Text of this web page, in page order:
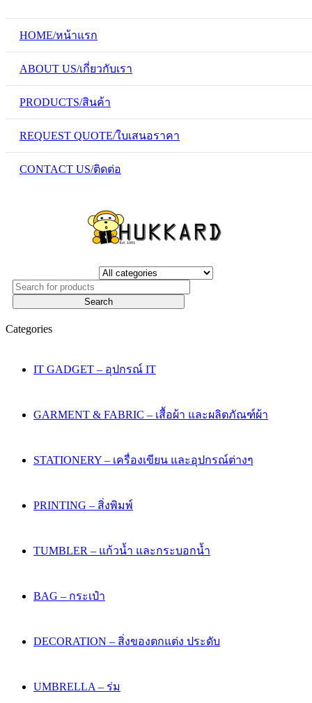
HOME/หน้าแรก
ABOUT US/เกี่ยวกับเรา
PRODUCTS/สินค้า
REQUEST QUOTE/ใบเสนอราคา
CONTACT US/ติดต่อ
Categories
IT GADGET – อุปกรณ์ IT
GARMENT & FABRIC – เสื้อผ้า และผลิตภัณฑ์ผ้า
STATIONERY – เครื่องเขียน และอุปกรณ์ต่างๆ
PRINTING – สิ่งพิมพ์
TUMBLER – แก้วน้ำ และกระบอกน้ำ
BAG – กระเป๋า
DECORATION – สิ่งของตกแต่ง ประดับ
UMBRELLA – ร่ม